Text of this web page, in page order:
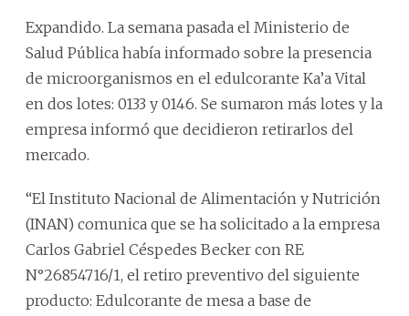
Expandido. La semana pasada el Ministerio de
Salud Pública había informado sobre la presencia
de microorganismos en el edulcorante Ka’a Vital
en dos lotes: 0133 y 0146. Se sumaron más lotes y la
empresa informó que decidieron retirarlos del
mercado.
“El Instituto Nacional de Alimentación y Nutrición
(INAN) comunica que se ha solicitado a la empresa
Carlos Gabriel Céspedes Becker con RE
N°26854716/1, el retiro preventivo del siguiente
producto: Edulcorante de mesa a base de